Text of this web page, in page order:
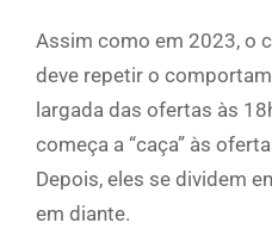
Assim como em 2023, o
deve repetir o
largada das ofertas às
começa a “caça” às
Depois, eles se dividem
em diante.